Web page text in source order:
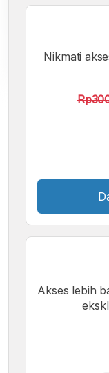
Nikmati
Akses lebih